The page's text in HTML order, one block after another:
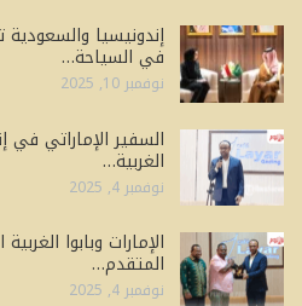
إندونيسيا والسعودية
في السياحة…
نوفمبر 10, 2025
السفير الإماراتي في
الغربية…
نوفمبر 4, 2025
الإمارات وبابوا
المتقدم…
نوفمبر 4, 2025